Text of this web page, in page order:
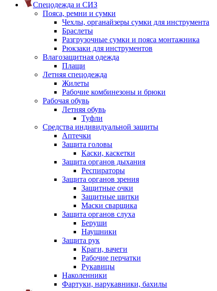
Спецодежда и СИЗ
Пояса, ремни и сумки
Чехлы, органайзеры сумки для инструмента
Браслеты
Разгрузочные сумки и пояса монтажника
Рюкзаки для инструментов
Влагозащитная одежда
Плащи
Летняя спецодежда
Жилеты
Рабочие комбинезоны и брюки
Рабочая обувь
Летняя обувь
Туфли
Средства индивидуальной защиты
Аптечки
Защита головы
Каски, каскетки
Защита органов дыхания
Респираторы
Защита органов зрения
Защитные очки
Защитные щитки
Маски сварщика
Защита органов слуха
Беруши
Наушники
Защита рук
Краги, вачеги
Рабочие перчатки
Рукавицы
Наколенники
Фартуки, нарукавники, бахилы